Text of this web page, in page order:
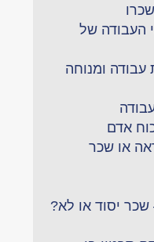
העבודה של
עבודה ומנוחה
אדם
או שכר
שכר יסוד או לא?